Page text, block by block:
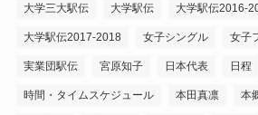
大学三大駅伝 大学駅伝 大学駅伝2016-
大学駅伝2017-2018 女子シングル 女子
実業団駅伝 宮原知子 日本代表 日程
時間・タイムスケジュール 本田真凛 本